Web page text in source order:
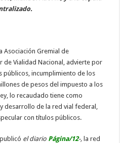
Asociación Gremial de
de Vialidad Nacional, advierte por
públicos, incumplimiento de los
de pesos del impuesto a los
lo recaudado tiene como
desarrollo de la red vial federal,
con títulos públicos.
el diario Página/12-, la red